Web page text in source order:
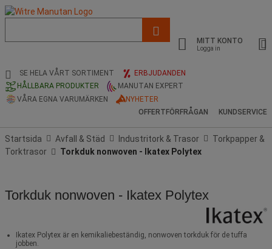
och
sökhistorik
MITT KONTO
Logga in
SE HELA VÅRT SORTIMENT
ERBJUDANDEN
HÅLLBARA PRODUKTER
MANUTAN EXPERT
VÅRA EGNA VARUMÄRKEN
NYHETER
OFFERTFÖRFRÅGAN
KUNDSERVICE
Startsida Avfall & Städ Industritork & Trasor
Torkpapper &
Torktrasor
Torkduk nonwoven - Ikatex Polytex
Torkduk nonwoven - Ikatex Polytex
Ikatex Polytex är en kemikaliebeständig, nonwoven torkduk för de tuffa
jobben.